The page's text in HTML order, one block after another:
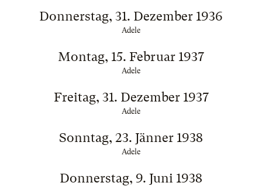
Donnerstag, 31. Dezember 1936
Adele
Montag, 15. Februar 1937
Adele
Freitag, 31. Dezember 1937
Adele
Sonntag, 23. Jänner 1938
Adele
Donnerstag, 9. Juni 1938